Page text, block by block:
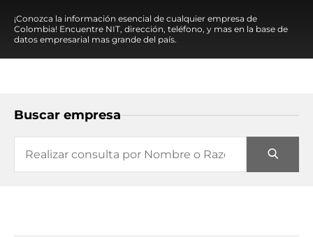
¡Conozca la información esencial de cualquier empresa de
Colombia! Encuentre NIT, dirección, teléfono, y mas en la base de
datos empresarial mas grande del país.
Buscar empresa